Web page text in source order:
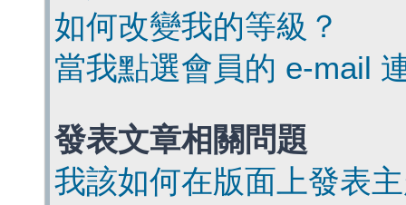
如何改變我的等級？
當我點選會員的 e-mail
發表文章相關問題
我該如何在版面上發表